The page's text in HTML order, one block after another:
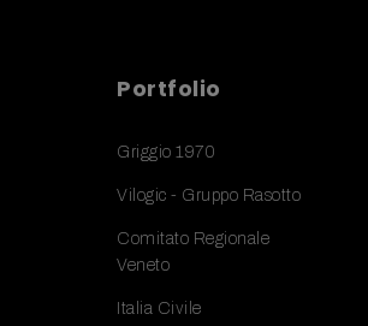
Portfolio
Griggio 1970
Vilogic - Gruppo Rasotto
Comitato Regionale
Veneto
Italia Civile